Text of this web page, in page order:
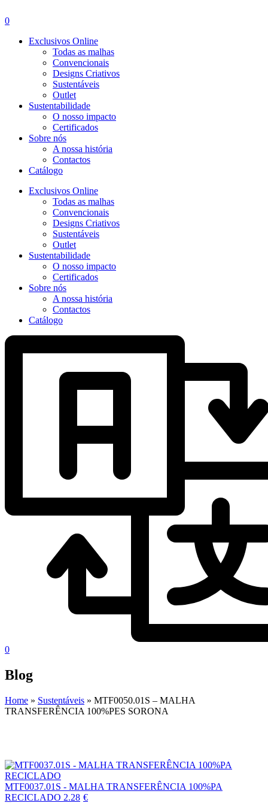
0
Exclusivos Online
Todas as malhas
Convencionais
Designs Criativos
Sustentáveis
Outlet
Sustentabilidade
O nosso impacto
Certificados
Sobre nós
A nossa história
Contactos
Catálogo
Exclusivos Online
Todas as malhas
Convencionais
Designs Criativos
Sustentáveis
Outlet
Sustentabilidade
O nosso impacto
Certificados
Sobre nós
A nossa história
Contactos
Catálogo
0
Blog
Home » Sustentáveis » MTF0050.01S – MALHA
TRANSFERÊNCIA 100%PES SORONA
MTF0037.01S - MALHA TRANSFERÊNCIA 100%PA
RECICLADO 2.28 €